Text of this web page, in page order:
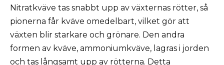
Nitratkväve tas snabbt upp av växternas rötter, så
pionerna får kväve omedelbart, vilket gör att
växten blir starkare och grönare. Den andra
formen av kväve, ammoniumkväve, lagras i jorden
och tas långsamt upp av rötterna. Detta